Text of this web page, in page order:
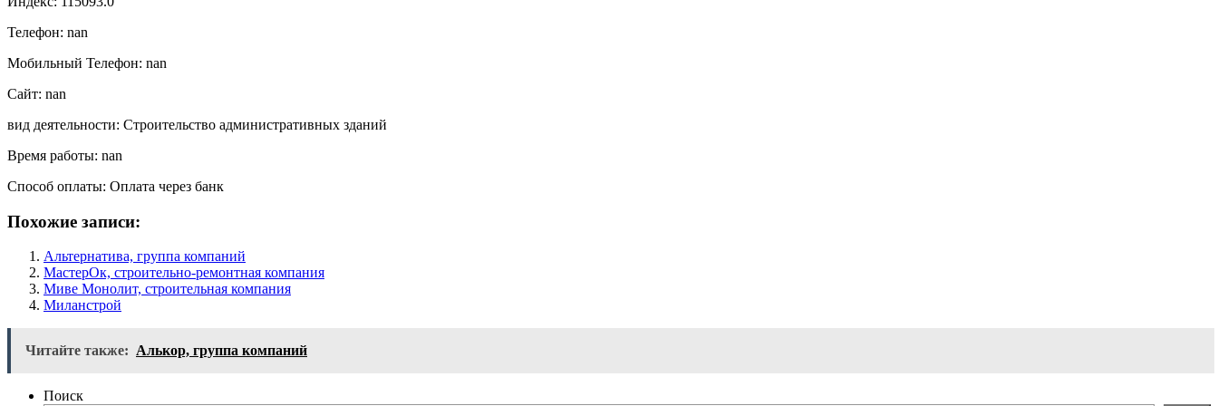
Телефон: nan
Мобильный Телефон: nan
Сайт: nan
вид деятельности: Строительство административных зданий
Время работы: nan
Способ оплаты: Оплата через банк
Похожие записи:
Альтернатива, группа компаний
МастерОк, строительно-ремонтная компания
Миве Монолит, строительная компания
Миланстрой
Читайте также: Алькор, группа компаний
Поиск